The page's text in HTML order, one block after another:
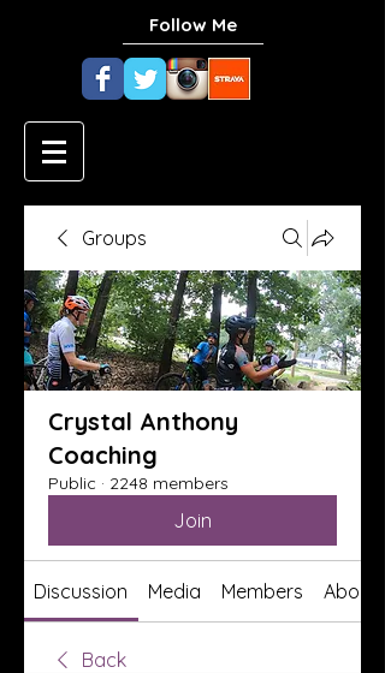
Follow Me
Groups
Crystal Anthony
Coaching
Public · 2248 members
Join
Discussion Media Members About
Back